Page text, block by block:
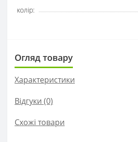
колір:
Огляд товару
Характеристики
Відгуки (0)
Схожі товари